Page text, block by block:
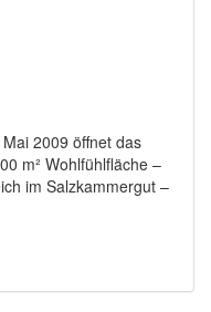
2009 öffnet das
m² Wohlfühlfläche –
im Salzkammergut –